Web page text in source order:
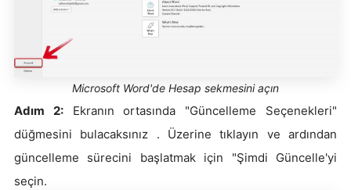
Microsoft Word'de Hesap sekmesini açın
Adım 2:Ekranın ortasında "Güncelleme Seçenekleri"
düğmesini bulacaksınız . Üzerine tıklayın ve ardından
güncelleme sürecini başlatmak için "Şimdi Güncelle'yi
seçin.